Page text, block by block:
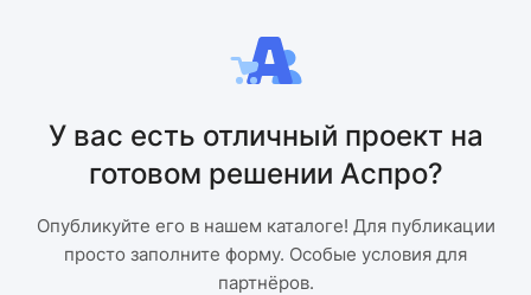
У вас есть отличный проект на
готовом решении Аспро?
Опубликуйте его в нашем каталоге! Для публикации
просто заполните форму. Особые условия для
партнёров.